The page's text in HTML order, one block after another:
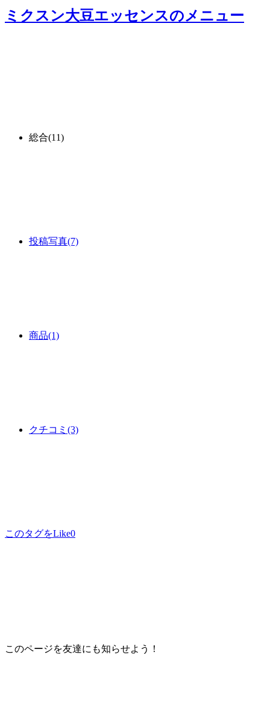
ミクスン大豆エッセンスのメニュー
総合(11)
投稿写真(7)
商品(1)
クチコミ (3)
このタグをLike0
このページを友達にも知らせよう！